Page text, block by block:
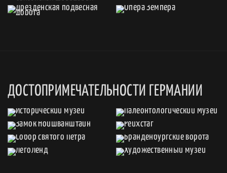
ДОСТОПРИМЕЧАТЕЛЬНОСТИ ГЕРМАНИИ